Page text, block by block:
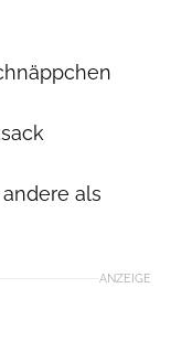
als
ANZEIGE